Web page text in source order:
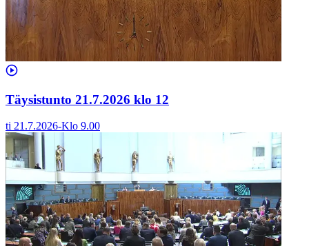
Täysistunto 21.7.2026 klo 12
ti 21.7.2026-Klo 9.00